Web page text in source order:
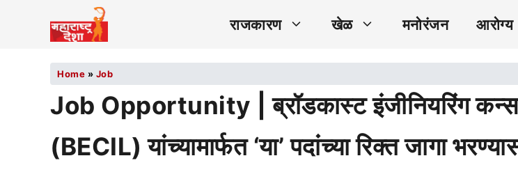
राजकारण खेळ मनोरंजन आरोग्य
Home » Job
Job Opportunity | ब्रॉडकास्ट इंजीनियरिंग
(BECIL) यांच्यामार्फत ‘या’ पदांच्या रिक्त जागा